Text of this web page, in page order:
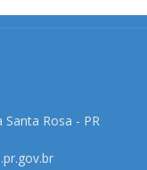
Rosa - PR